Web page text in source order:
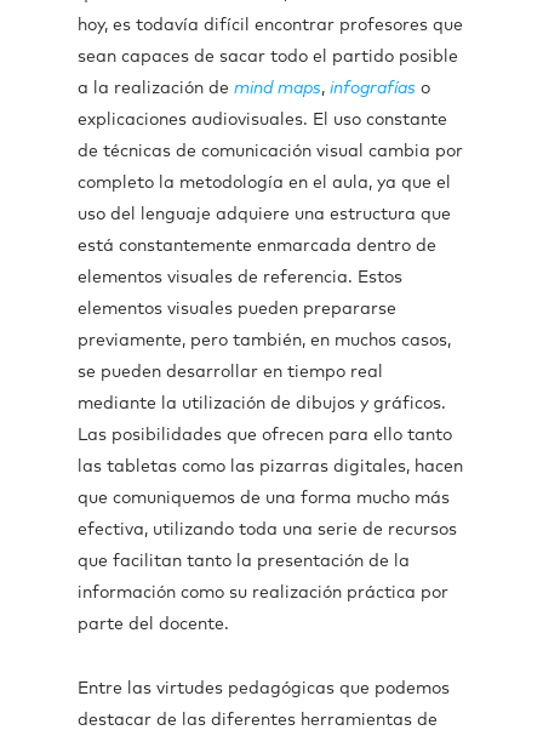
hoy, es todavía difícil encontrar profesores que
sean capaces de sacar todo el partido posible
a la realización de mind maps, infografías o
explicaciones audiovisuales. El uso constante
de técnicas de comunicación visual cambia por
completo la metodología en el aula, ya que el
uso del lenguaje adquiere una estructura que
está constantemente enmarcada dentro de
elementos visuales de referencia. Estos
elementos visuales pueden prepararse
previamente, pero también, en muchos casos,
se pueden desarrollar en tiempo real
mediante la utilización de dibujos y gráficos.
Las posibilidades que ofrecen para ello tanto
las tabletas como las pizarras digitales, hacen
que comuniquemos de una forma mucho más
efectiva, utilizando toda una serie de recursos
que facilitan tanto la presentación de la
información como su realización práctica por
parte del docente.
Entre las virtudes pedagógicas que podemos
destacar de las diferentes herramientas de